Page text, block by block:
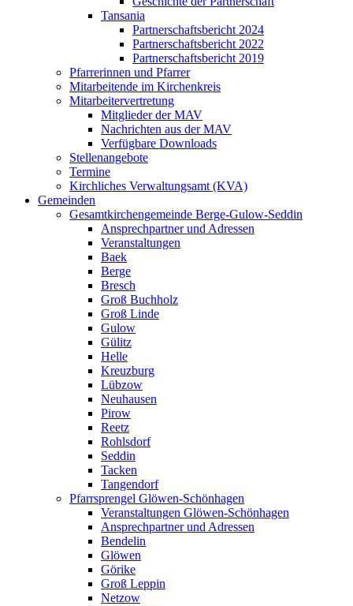
Tansania
Partnerschaftsbericht 2024
Partnerschaftsbericht 2022
Partnerschaftsbericht 2019
Pfarrerinnen und Pfarrer
Mitarbeitende im Kirchenkreis
Mitarbeitervertretung
Mitglieder der MAV
Nachrichten aus der MAV
Verfügbare Downloads
Stellenangebote
Termine
Kirchliches Verwaltungsamt (KVA)
Gemeinden
Gesamtkirchengemeinde Berge-Gulow-Seddin
Ansprechpartner und Adressen
Veranstaltungen
Baek
Berge
Bresch
Groß Buchholz
Groß Linde
Gulow
Gülitz
Helle
Kreuzburg
Lübzow
Neuhausen
Pirow
Reetz
Rohlsdorf
Seddin
Tacken
Tangendorf
Pfarrsprengel Glöwen-Schönhagen
Veranstaltungen Glöwen-Schönhagen
Ansprechpartner und Adressen
Bendelin
Glöwen
Görike
Groß Leppin
Netzow